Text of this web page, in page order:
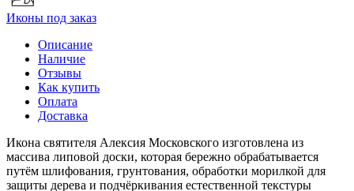
Иконы под заказ
Описание
Наличие
Отзывы
Как купить
Оплата
Доставка
Икона святителя Алексия Московского изготовлена из
массива липовой доски, которая бережно обрабатывается
путём шлифования, грунтования, обработки морилкой для
защиты дерева и подчёркивания естественной текстуры